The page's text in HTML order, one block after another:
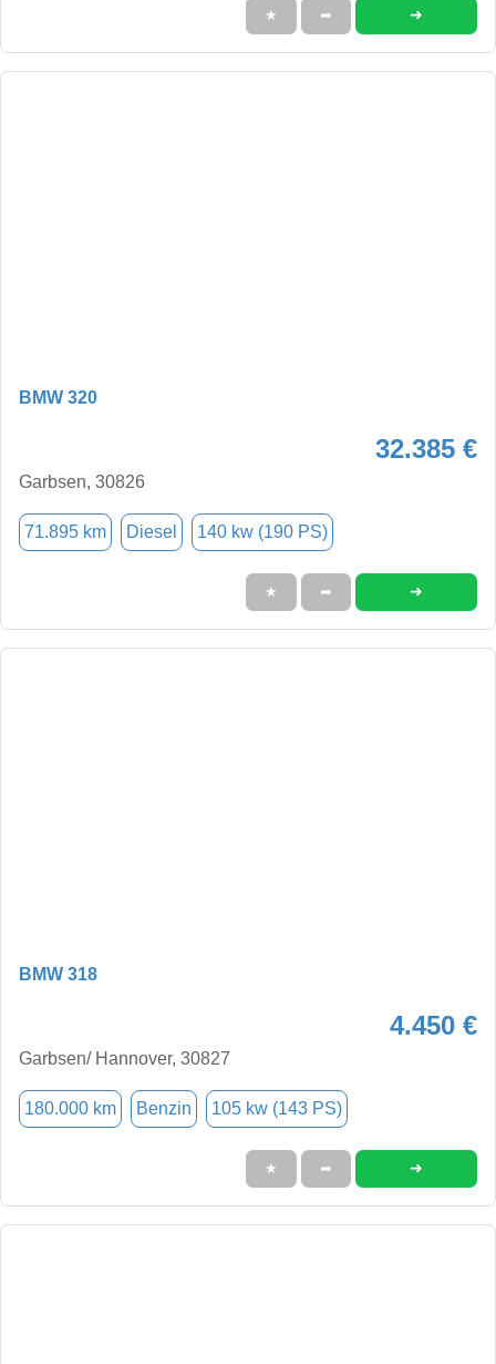
★ ➦ ➜
BMW 320
32.385 €
Garbsen, 30826
71.895 km Diesel 140 kw (190 PS)
★ ➦ ➜
BMW 318
4.450 €
Garbsen/ Hannover, 30827
180.000 km Benzin 105 kw (143 PS)
★ ➦ ➜